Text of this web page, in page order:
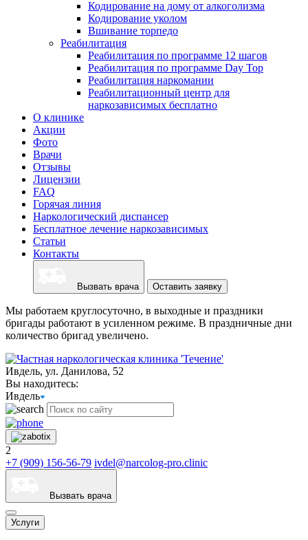
Кодирование на дому от алкоголизма
Кодирование уколом
Вшивание торпедо
Реабилитация
Реабилитация по программе 12 шагов
Реабилитация по программе Day Top
Реабилитация наркомании
Реабилитационный центр для
наркозависимых бесплатно
О клинике
Акции
Фото
Врачи
Отзывы
Лицензии
FAQ
Горячая линия
Наркологический диспансер
Бесплатное лечение наркозависимых
Статьи
Контакты
Вызвать врача Оставить заявку
Мы работаем круглосуточно, в выходные и праздники
бригады работают в усиленном режиме. В праздничные дни
количество бригад увеличено.
Ивдель, ул. Данилова, 52
Вы находитесь:
Ивдель
2
+7 (909) 156-56-79 ivdel@narcolog-pro.clinic
Вызвать врача
Услуги